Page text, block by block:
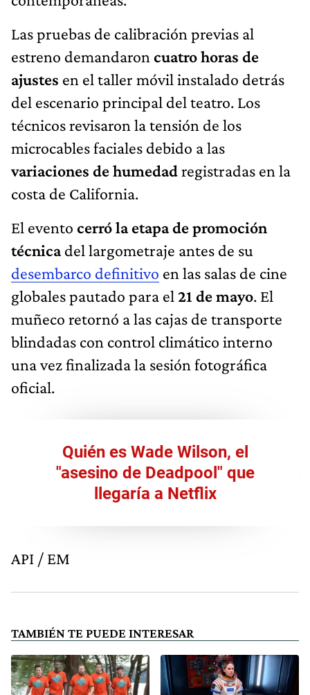
Las pruebas de calibración previas al
estreno demandaron cuatro horas de
ajustes en el taller móvil instalado detrás
del escenario principal del teatro. Los
técnicos revisaron la tensión de los
microcables faciales debido a las
variaciones de humedadregistradas en la
costa de California.
El evento cerró la etapa de promoción
técnicadel largometraje antes de su
desembarco definitivo en las salas de cine
globales pautado para el 21 de mayo. El
muñeco retornó a las cajas de transporte
blindadas con control climático interno
una vez finalizada la sesión fotográfica
oficial.
Quién es Wade Wilson, el
"asesino de Deadpool" que
llegaría a Netflix
API / EM
TAMBIÉN TE PUEDE INTERESAR